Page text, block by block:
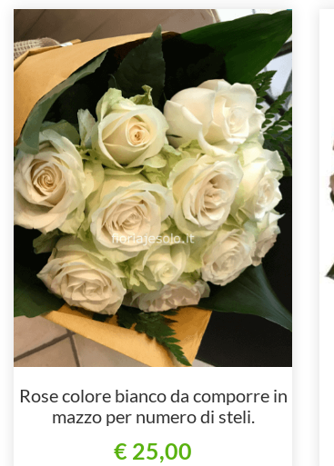
Rose colore bianco da comporre in
mazzo per numero di steli.
€ 25,00